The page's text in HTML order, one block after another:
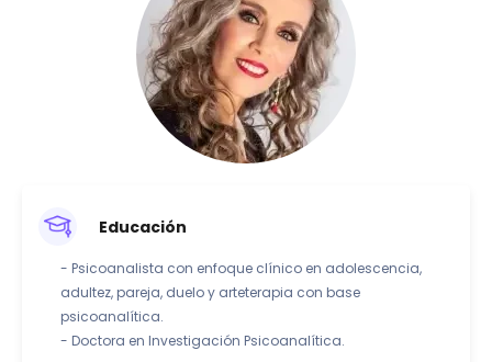
Educación
- Psicoanalista con enfoque clínico en adolescencia,
adultez, pareja, duelo y arteterapia con base
psicoanalítica.
- Doctora en Investigación Psicoanalítica.